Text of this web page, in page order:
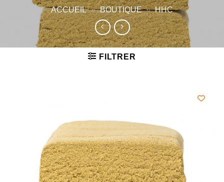
ACCUEIL » BOUTIQUE » HHC
FILTRER